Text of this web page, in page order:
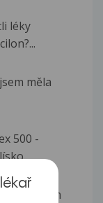
léky
měla
500 -
jsem